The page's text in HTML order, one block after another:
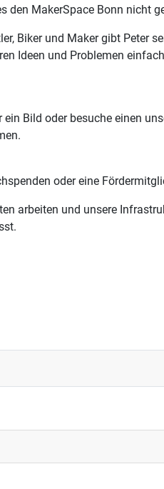
den MakerSpace Bonn nicht
Biker und Maker gibt Peter
Ideen und Problemen
Bild oder besuche einen
oder eine
arbeiten und unsere